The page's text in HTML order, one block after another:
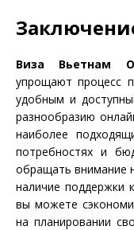
Виза Вьетнам
упрощают процесс
удобным и
разнообразию
наиболее
потребностях и
обращать внимание
наличие поддержки
вы можете
на планировании